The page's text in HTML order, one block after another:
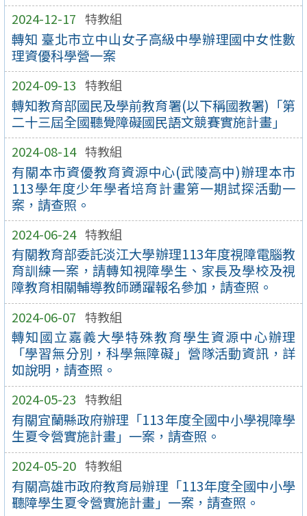
2024-12-17 特教組
轉知 臺北市立中山女子高級中學辦理國中女性數
理資優科學營一案
2024-09-13 特教組
轉知教育部國民及學前教育署(以下稱國教署)「第
二十三屆全國聽覺障礙國民語文競賽實施計畫」
2024-08-14 特教組
有關本市資優教育資源中心(武陵高中)辦理本市
113學年度少年學者培育計畫第一期試探活動一
案，請查照。
2024-06-24 特教組
有關教育部委託淡江大學辦理113年度視障電腦教
育訓練一案，請轉知視障學生、家長及學校及視
障教育相關輔導教師踴躍報名參加，請查照。
2024-06-07 特教組
轉知國立嘉義大學特殊教育學生資源中心辦理
「學習無分別，科學無障礙」營隊活動資訊，詳
如說明，請查照。
2024-05-23 特教組
有關宜蘭縣政府辦理「113年度全國中小學視障學
生夏令營實施計畫」一案，請查照。
2024-05-20 特教組
有關高雄市政府教育局辦理「113年度全國中小學
聽障學生夏令營實施計畫」一案，請查照。